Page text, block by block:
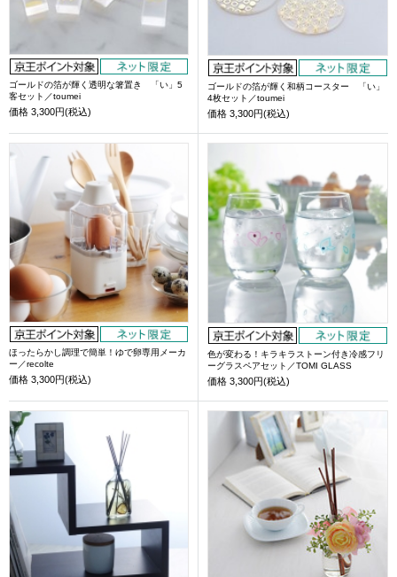
ゴールドの箔が輝く透明な箸置き 「い」5
客セット／toumei
価格 3,300円(税込)
ゴールドの箔が輝く和柄コースター 「い」
4枚セット／toumei
価格 3,300円(税込)
ほったらかし調理で簡単！ゆで卵専用メーカ
ー／recolte
価格 3,300円(税込)
色が変わる！キラキラストーン付き冷感フリ
ーグラスペアセット／TOMI GLASS
価格 3,300円(税込)